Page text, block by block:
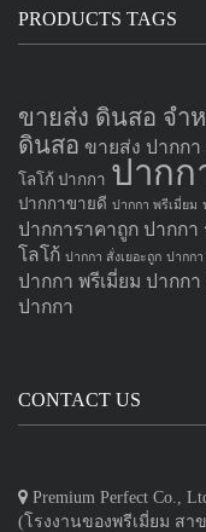
PRODUCTS TAGS
ขายส่ง ดินสอ จำ
ดินสอ ขายส่ง ปากกา
โลโก้ ปากกา ปากก
ปากกาขายดี ปากกา พรีเมี่ยม
ปากการาคาถูก ปากกา
โลโก้ ปากกา สั่งเยอะถูก ปากก
ปากกา พรีเมี่ยม ปากกา
ปากกา
CONTACT US
Premium Perfect Co.,
(โรงงานของพรีเมี่ยม สา